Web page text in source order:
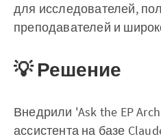
для исследователей,
преподавателей и
💡 Решение
Внедрили 'Ask the EP
ассистента на базе